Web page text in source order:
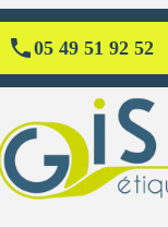
05 49 51 92 52